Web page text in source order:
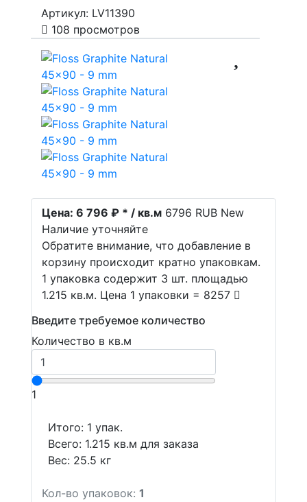
Артикул: LV11390
108 просмотров
Цена: 6 796 ₽ * / кв.м 6796 RUB New
Наличие уточняйте
Обратите внимание, что добавление в
корзину происходит кратно упаковкам.
1 упаковка содержит 3 шт. площадью
1.215 кв.м. Цена 1 упаковки = 8257
Введите требуемое количество
Количество в кв.м
1
Итого: 1 упак.
Всего: 1.215 кв.м для заказа
Вес: 25.5 кг
Кол-во упаковок: 1